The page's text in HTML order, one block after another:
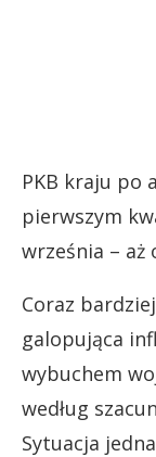
PKB kraju po
pierwszym
września – aż
Coraz
galopująca
wybuchem
według
Sytuacja